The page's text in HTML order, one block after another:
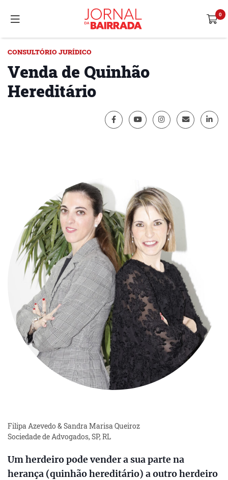
CONSULTÓRIO JURÍDICO
Venda de Quinhão
Hereditário
Filipa Azevedo & Sandra Marisa Queiroz
Sociedade de Advogados, SP, RL
Um herdeiro pode vender a sua parte na
herança (quinhão hereditário) a outro herdeiro